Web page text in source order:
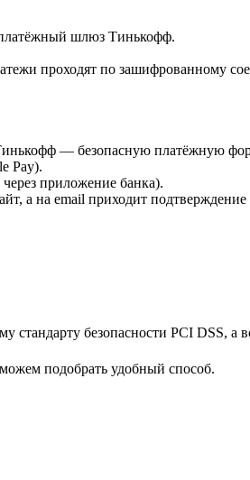
платёжный шлюз Тинькофф.
проходят по зашифрованному
— безопасную платёжную
Pay).
приложение банка).
а на email приходит подтверждение
безопасности PCI DSS, а
подобрать удобный способ.